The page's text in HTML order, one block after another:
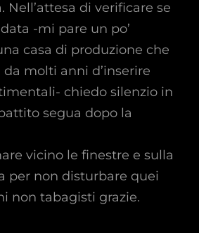
Nell’attesa di verificare se
-mi pare un po’
casa di produzione che
molti anni d’inserire
chiedo silenzio in
segua dopo la
vicino le finestre e sulla
per non disturbare quei
non tabagisti grazie.